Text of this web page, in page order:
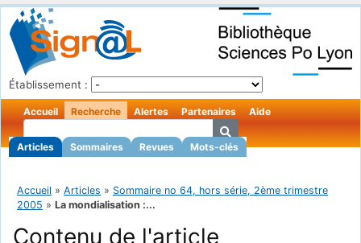
Établissement :
Accueil Recherche
Articles Sommaires Revues Mots-clés
Alertes Partenaires Aide
Accueil » Articles » Sommaire no 64, hors série, 2ème trimestre
2005 » La mondialisation :...
Contenu de l'article